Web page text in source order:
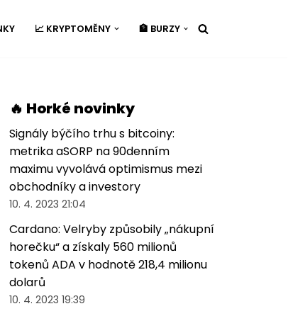
📈 KRYPTOMĚNY 🏦 BURZY
🔥 Horké novinky
Signály býčího trhu s bitcoiny:
metrika aSORP na 90denním
maximu vyvolává optimismus mezi
obchodníky a investory
10. 4. 2023 21:04
Cardano: Velryby způsobily „nákupní
horečku“ a získaly 560 milionů
tokenů ADA v hodnotě 218,4 milionu
dolarů
10. 4. 2023 19:39